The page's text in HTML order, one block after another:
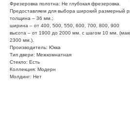
Фрезеровка полотна: Не глубокая фрезеровка.
Предоставляем для выбора широкий размерный
толщина – 36 мм.;
ширина – от 400, 500, 550, 600, 700, 800, 900
высота – от 1900 до 2000 мм. с шагом 10 мм.
2300 мм.).
Производитель: Юкка
Тип двери: Межкомнатная
Стекло: Есть
Коллекция: Модерн
Молдинг: Нет